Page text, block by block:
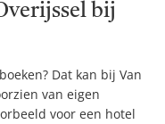
bij
Dat kan bij Van
van eigen
voor een hotel